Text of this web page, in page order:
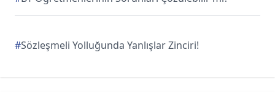
#Sözleşmeli Yolluğunda Yanlışlar Zinciri!